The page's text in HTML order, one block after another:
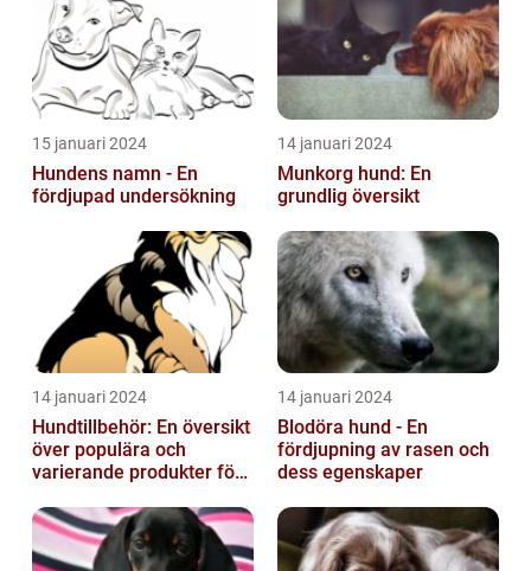
15 januari 2024
Hundens namn - En
fördjupad undersökning
14 januari 2024
Munkorg hund: En
grundlig översikt
14 januari 2024
Hundtillbehör: En översikt
över populära och
varierande produkter för
14 januari 2024
Blodöra hund - En
fördjupning av rasen och
dess egenskaper